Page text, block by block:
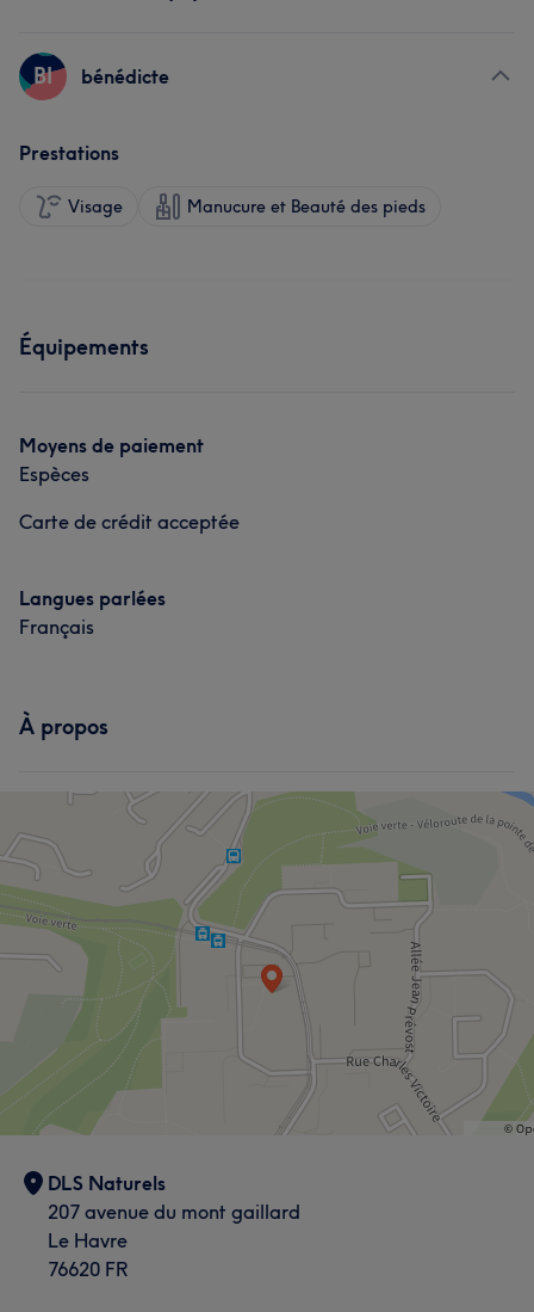
BI bénédicte
Prestations
Visage Manucure et Beauté des pieds
Équipements
Moyens de paiement
Espèces
Carte de crédit acceptée
Langues parlées
Français
À propos
DLS Naturels
207 avenue du mont gaillard
Le Havre
76620 FR